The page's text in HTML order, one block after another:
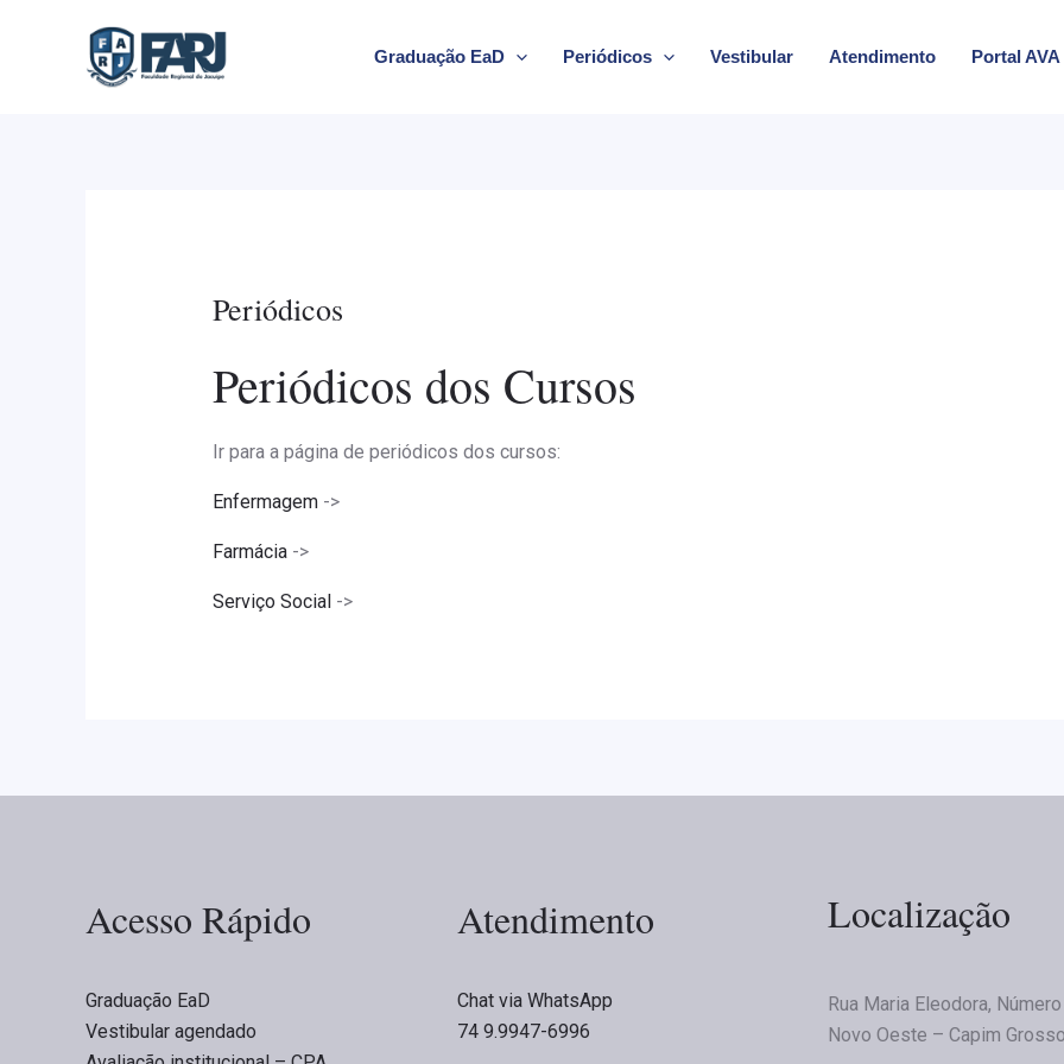
Graduação EaD Periódicos Vestibular Atendimento Portal AVA
Periódicos
Periódicos dos Cursos
Ir para a página de periódicos dos cursos:
Enfermagem->
Farmácia->
Serviço Social ->
Acesso Rápido
Graduação EaD
Vestibular agendado
Atendimento
Chat via WhatsApp
74 9.9947-6996
Localização
Rua Maria Eleodora,
Novo Oeste – Capim